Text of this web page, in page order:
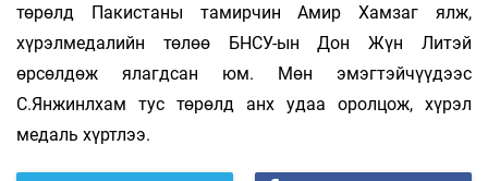
төрөлд Пакистаны тамирчин Амир Хамзаг ялж,
хүрэлмедалийн төлөө БНСУ-ын Дон Жүн Литэй
өрсөлдөж ялагдсан юм. Мөн эмэгтэйчүүдээс
С.Янжинл­хам тус төрөлд анх удаа оролцож, хүрэл
медаль хүртлээ.